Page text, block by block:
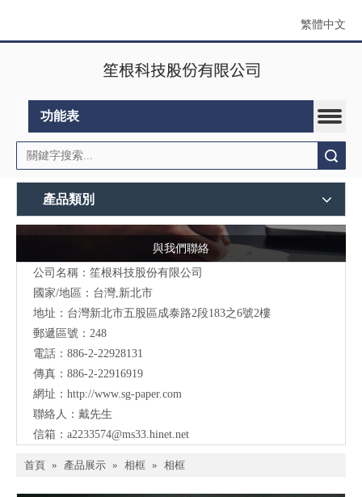
繁體中文
功能表
產品類別
與我們聯絡
公司名稱：笙根科技股份有限公司
國家/地區：台灣,新北市
地址：台灣新北市五股區成泰路2段183之6號2樓
郵遞區號：248
電話：886-2-22928131
傳真：886-2-22916919
網址： http://www.sg-paper.com
聯絡人：戴先生
信箱： a2233574@ms33.hinet.net
首頁 » 產品展示 » 相框 » 相框